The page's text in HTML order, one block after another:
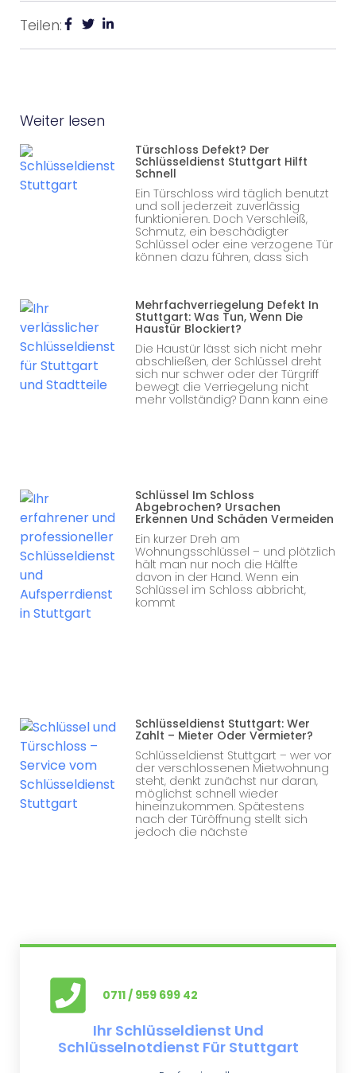
Teilen:
Weiter lesen
Türschloss Defekt? Der
Schlüsseldienst Stuttgart Hilft
Schnell
Ein Türschloss wird täglich benutzt
und soll jederzeit zuverlässig
funktionieren. Doch Verschleiß,
Schmutz, ein beschädigter
Schlüssel oder eine verzogene Tür
können dazu führen, dass sich
Mehrfachverriegelung Defekt In
Stuttgart: Was Tun, Wenn Die
Haustür Blockiert?
Die Haustür lässt sich nicht mehr
abschließen, der Schlüssel dreht
sich nur schwer oder der Türgriff
bewegt die Verriegelung nicht
mehr vollständig? Dann kann eine
Schlüssel Im Schloss
Abgebrochen? Ursachen
Erkennen Und Schäden Vermeiden
Ein kurzer Dreh am
Wohnungsschlüssel – und plötzlich
hält man nur noch die Hälfte
davon in der Hand. Wenn ein
Schlüssel im Schloss abbricht,
kommt
Schlüsseldienst Stuttgart: Wer
Zahlt – Mieter Oder Vermieter?
Schlüsseldienst Stuttgart – wer vor
der verschlossenen Mietwohnung
steht, denkt zunächst nur daran,
möglichst schnell wieder
hineinzukommen. Spätestens
nach der Türöffnung stellt sich
jedoch die nächste
0711 / 959 699 42
Ihr Schlüsseldienst Und
Schlüsselnotdienst Für Stuttgart